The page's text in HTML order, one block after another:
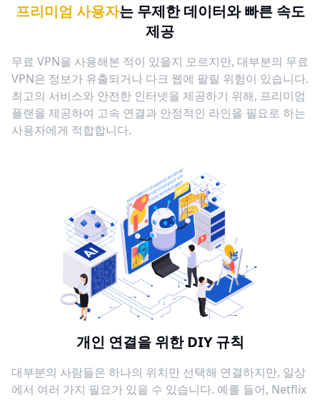
프리미엄 사용자는 무제한 데이터와 빠른 속도
제공
무료 VPN을 사용해본 적이 있을지 모르지만, 대부분의 무료
VPN은 정보가 유출되거나 다크 웹에 팔릴 위험이 있습니다.
최고의 서비스와 안전한 인터넷을 제공하기 위해, 프리미엄
플랜을 제공하여 고속 연결과 안정적인 라인을 필요로 하는
사용자에게 적합합니다.
개인 연결을 위한 DIY 규칙
대부분의 사람들은 하나의 위치만 선택해 연결하지만, 일상
에서 여러 가지 필요가 있을 수 있습니다. 예를 들어, Netflix